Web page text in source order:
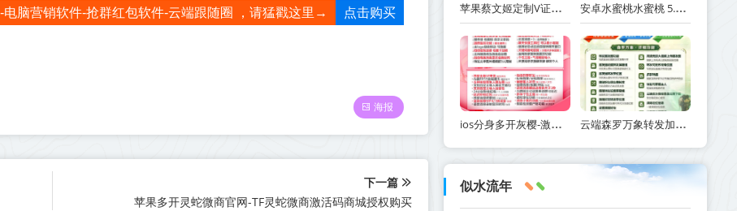
脑营销软件-抢群红包软件-云端跟随圈 ，请猛戳这里→ 点击购买
海报
下一篇
苹果多开灵蛇微商官网-TF灵蛇微商激活码商城授权购买
苹果蔡文姬定制V证书掉签致微信分身闪退？聊天记录会消失吗？手把手教你避坑指南 安卓水蜜桃水蜜桃 5.0 微信多开定时群发功能详解
ios分身多开灰樱-激活码使用方法_苹果微信分身灰樱官网 云端森罗万象转发加秒抢一键克隆复制朋友圈_官方微信一键转发
似水流年